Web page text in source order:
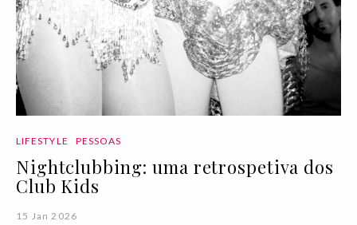
LIFESTYLE PESSOAS
Nightclubbing: uma retrospetiva dos
Club Kids
15 Jan 2026